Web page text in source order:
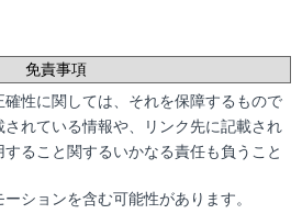
免責事項
性に関しては、それを保障するもので
れている情報や、リンク先に記載され
ること関するいかなる責任も負うこと
ションを含む可能性があります。